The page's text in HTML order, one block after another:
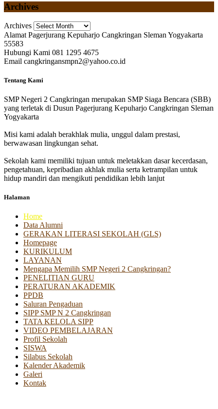
Archives
Archives
Alamat Pagerjurang Kepuharjo Cangkringan Sleman Yogyakarta
55583
Hubungi Kami 081 1295 4675
Email cangkringansmpn2@yahoo.co.id
Tentang Kami
SMP Negeri 2 Cangkringan merupakan SMP Siaga Bencara (SBB)
yang terletak di Dusun Pagerjurang Kepuharjo Cangkringan Sleman
Yogyakarta
Misi kami adalah berakhlak mulia, unggul dalam prestasi,
berwawasan lingkungan sehat.
Sekolah kami memiliki tujuan untuk meletakkan dasar kecerdasan,
pengetahuan, kepribadian akhlak mulia serta ketrampilan untuk
hidup mandiri dan mengikuti pendidikan lebih lanjut
Halaman
Home
Data Alumni
GERAKAN LITERASI SEKOLAH (GLS)
Homepage
KURIKULUM
LAYANAN
Mengapa Memilih SMP Negeri 2 Cangkringan?
PENELITIAN GURU
PERATURAN AKADEMIK
PPDB
Saluran Pengaduan
SIPP SMP N 2 Cangkringan
TATA KELOLA SIPP
VIDEO PEMBELAJARAN
Profil Sekolah
SISWA
Silabus Sekolah
Kalender Akademik
Galeri
Kontak